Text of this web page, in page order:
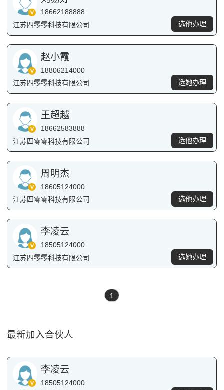
18662188888
江苏四零零科技有限公司 选他办理
赵小霞
18806214000
江苏四零零科技有限公司 选她办理
王超越
18662583888
江苏四零零科技有限公司 选他办理
周明杰
18605124000
江苏四零零科技有限公司 选他办理
李凌云
18505124000
江苏四零零科技有限公司 选她办理
1
最新加入合伙人
李凌云
18505124000